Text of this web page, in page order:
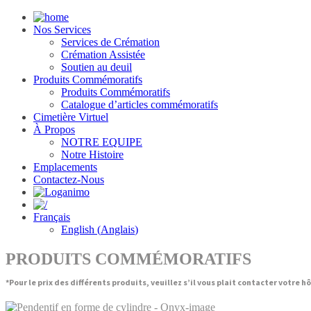
Nos Services
Services de Crémation
Crémation Assistée
Soutien au deuil
Produits Commémoratifs
Produits Commémoratifs
Catalogue d’articles commémoratifs
Cimetière Virtuel
À Propos
NOTRE EQUIPE
Notre Histoire
Emplacements
Contactez-Nous
Français
English (Anglais)
PRODUITS COMMÉMORATIFS
*Pour le prix des différents produits, veuillez s’il vous plait contacter votre